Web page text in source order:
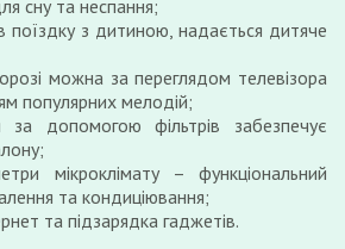
сну та неспання;
поїздку з дитиною, надається дитяче
можна за переглядом телевізора
популярних мелодій;
за допомогою фільтрів забезпечує
мікроклімату – функціональний
та кондиціювання;
та підзарядка гаджетів.